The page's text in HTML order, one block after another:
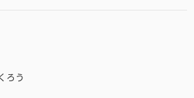
ろう